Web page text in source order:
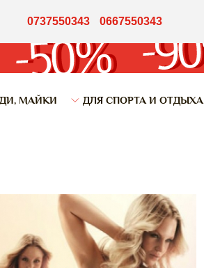
0737550343 0667550343
МАЙКИ ДЛЯ СПОРТА И ОТДЫХА